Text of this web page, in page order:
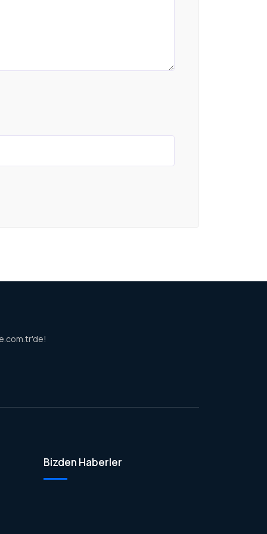
Bizden Haberler